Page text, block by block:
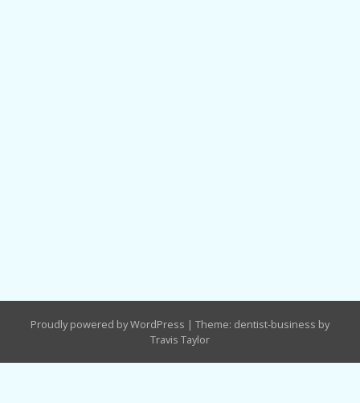
Proudly powered by WordPress | Theme: dentist-business by
Travis Taylor